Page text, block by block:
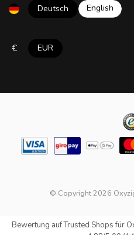
Deutsch English
€ EUR
© Copyright 2026
Bewertung aufTrusted Shopsfür